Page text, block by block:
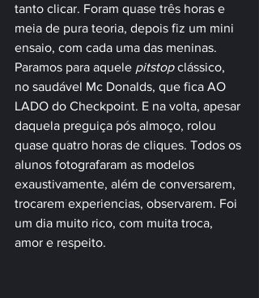
tanto clicar. Foram quase três horas e
meia de pura teoria, depois fiz um mini
ensaio, com cada uma das meninas.
Paramos para aquele pitstop clássico,
no saudável Mc Donalds, que fica AO
LADO do Checkpoint. E na volta, apesar
daquela preguiça pós almoço, rolou
quase quatro horas de cliques. Todos os
alunos fotografaram as modelos
exaustivamente, além de conversarem,
trocarem experiencias, observarem. Foi
um dia muito rico, com muita troca,
amor e respeito.